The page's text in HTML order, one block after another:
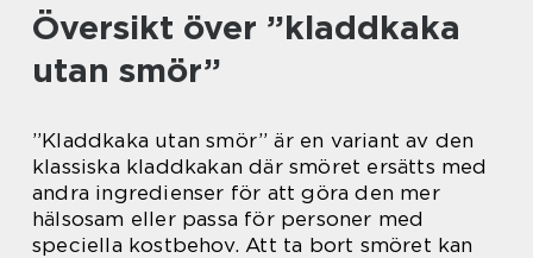
Översikt över ”kladdkaka
utan smör”
”Kladdkaka utan smör” är en variant av den
klassiska kladdkakan där smöret ersätts med
andra ingredienser för att göra den mer
hälsosam eller passa för personer med
speciella kostbehov. Att ta bort smöret kan